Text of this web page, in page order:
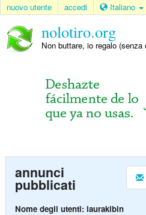
nuovo utente accedi Italiano
nolotiro.org
Non buttare, io regalo (senza
annunci
pubblicati
Nome degli utenti: laurakibin